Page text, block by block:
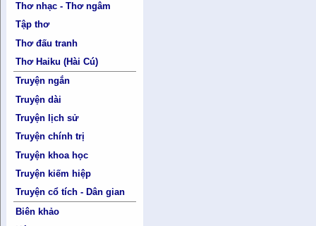
Thơ nhạc - Thơ ngâm
Tập thơ
Thơ đấu tranh
Thơ Haiku (Hài Cú)
Truyện ngắn
Truyện dài
Truyện lịch sử
Truyện chính trị
Truyện khoa học
Truyện kiếm hiệp
Truyện cổ tích - Dân gian
Biên khảo